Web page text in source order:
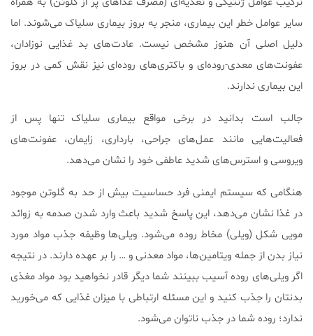
سایر عوامل خطر این بیماری، منجر به بروز بیماری سلیاک می‌شوند. اما
دلیل اصلی آن هنوز مشخص نیست. عادت‌های بد غذایی نوزادان،
عفونت‌های معدی-روده‌ای و باکتری‌های روده‌ای نیز نقش کمی در بروز
این بیماری ندارند.
جالب است بدانید در برخی مواقع بیماری سلیاک تنها پس از
فعالیت‌هایی مانند عمل‌های جراحی، بارداری، زایمان، عفونت‌های
ویروسی و استرس‌های شدید عاطفی خود را نشان می‌دهد.
هنگامی که سیستم ایمنی فرد حساسیت بیش از حد به گلوتن موجود
در غذا نشان می‌دهد، این پاسخ شدید باعث وارد شدن صدمه به زوائد
مویی شکل (ویلی) مخاط روده می‌شود. ویلی‌ها وظیفه جذب مواد مورد
نیاز بدن از جمله ویتامین‌ها، مواد معدنی و … را بر عهده دارند. در نتیجه
اگر ویلی‌های روده آسیب ببینند شما دیگر قادر نخواهید بود مواد مغذی
بدنتان را جذب کنید و این مسئله ارتباطی با میزان غذایی که می‌خورید
ندارد؛ روده شما در جذب ناتوان می‌شود.